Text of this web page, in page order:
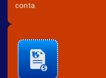
conta.